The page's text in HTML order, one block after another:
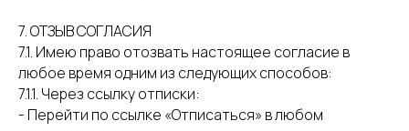
7. ОТЗЫВ СОГЛАСИЯ
7.1. Имею право отозвать настоящее согласие в
любое время одним из следующих способов:
7.1.1. Через ссылку отписки:
- Перейти по ссылке «Отписаться» в любом